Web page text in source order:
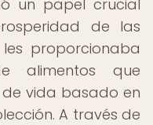
un papel crucial
de las
proporcionaba
alimentos que
vida basado en
A través de